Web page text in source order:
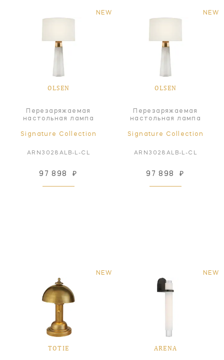
NEW
OLSEN
Перезаряжаемая
настольная лампа
Signature Collection
ARN3028ALB-L-CL
97 898 ₽
NEW
OLSEN
Перезаряжаемая
настольная лампа
Signature Collection
ARN3028ALB-L-CL
97 898 ₽
NEW
TOTIE
NEW
ARENA